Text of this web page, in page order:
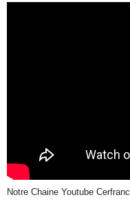
Notre Chaine Youtube